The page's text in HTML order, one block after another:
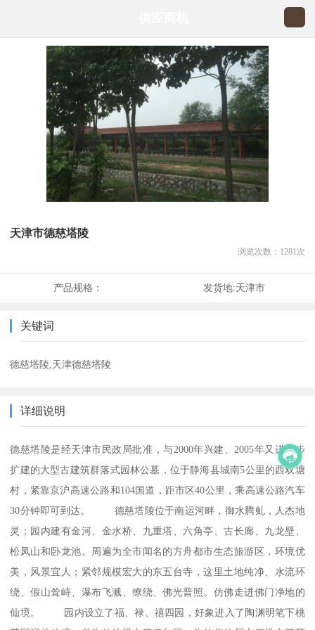
天津市德慈塔陵
浏览次数： 1281 次
产品规格： 发货地:天津市
关键词
德慈塔陵,天津德慈塔陵
详细说明
德慈塔陵是经天津市民政局批准，与2000年兴建、2005年又进一步
扩建的大型古建筑群落式园林公墓，位于静海县城南5公里的西双塘
村，紧靠京沪高速公路和104国道，距市区40公里，乘高速公路汽车
30分钟即可到达。 德慈塔陵位于南运河畔，御水腾虬，人杰地
灵；园内建有金河、金水桥、九重塔、六角亭、古长廊、九龙壁、
松凤山和卧龙池。周遍为全市闻名的方舟都市生态旅游区，环境优
美，风景宜人；紧邻规模宏大的东五台寺，这里土地纯净、水流环
绕、假山耸峙、瀑布飞溅、缭绕、佛光普照。仿佛走进佛门净地的
仙境。 园内设立了福、禄、禧四园，好象进入了陶渊明笔下桃